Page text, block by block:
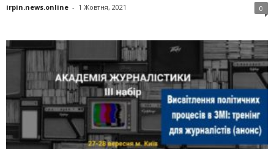
irpin.news.online - 1 Жовтня, 2021 0